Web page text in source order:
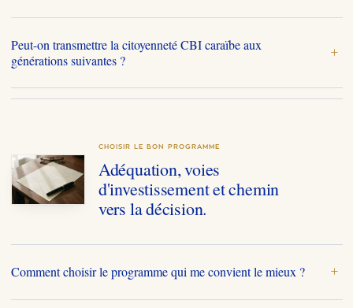
Peut-on transmettre la citoyenneté CBI caraïbe aux
générations suivantes ?
+
CHOISIR LE BON PROGRAMME
Adéquation, voies
d'investissement et chemin
vers la décision.
Comment choisir le programme qui me convient le mieux ? +